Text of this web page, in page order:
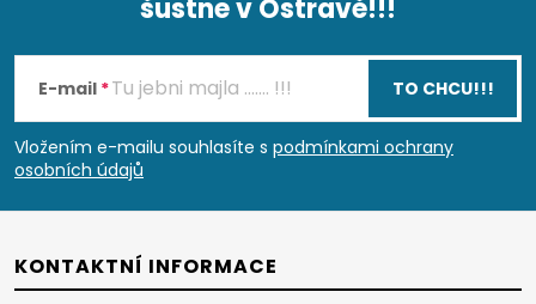
p
a
t
šustne v Ostravě!!!
E-mail
Vložením e-mailu souhlasíte s podmínkami ochrany
osobních údajů
TO CHCU!!!
KONTAKTNÍ INFORMACE